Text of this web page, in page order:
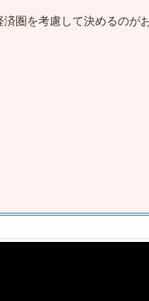
圏を考慮して決めるのが